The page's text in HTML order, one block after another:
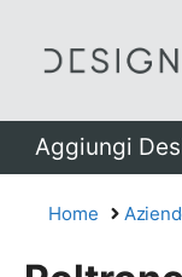
Aggiungi
Home